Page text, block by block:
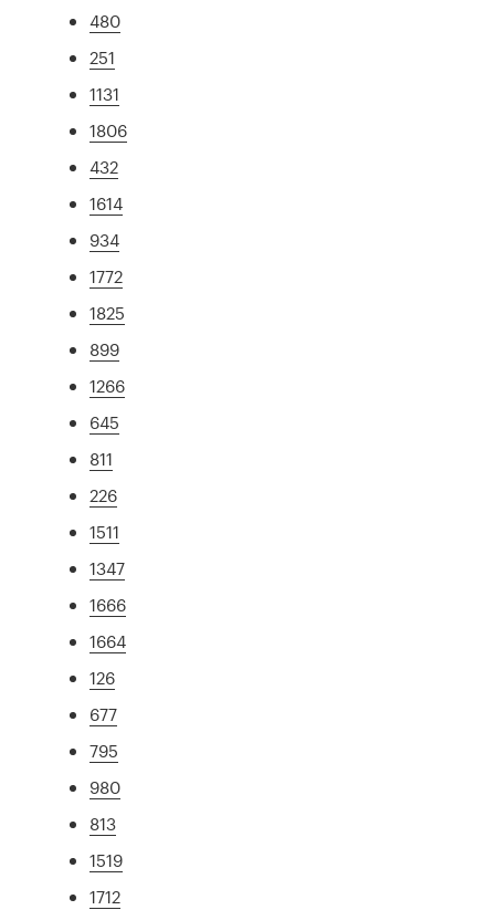
480
251
1131
1806
432
1614
934
1772
1825
899
1266
645
811
226
1511
1347
1666
1664
126
677
795
980
813
1519
1712